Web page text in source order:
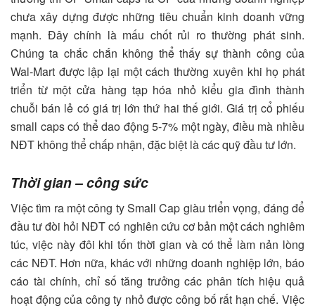
chưa xây dựng được những tiêu chuẩn kinh doanh vững
mạnh. Đây chính là mấu chốt rủi ro thường phát sinh.
Chúng ta chắc chắn không thể thấy sự thành công của
Wal-Mart được lập lại một cách thường xuyên khi họ phát
triển từ một cửa hàng tạp hóa nhỏ kiểu gia đình thành
chuỗi bán lẻ có giá trị lớn thứ hai thế giới. Giá trị cổ phiếu
small caps có thể dao động 5-7% một ngày, điều mà nhiều
NĐT không thể chấp nhận, đặc biệt là các quỹ đầu tư lớn.
Thời gian – công sức
Việc tìm ra một công ty Small Cap giàu triển vọng, đáng để
đầu tư đòi hỏi NĐT có nghiên cứu cơ bản một cách nghiêm
túc, việc này đôi khi tốn thời gian và có thể làm nản lòng
các NĐT. Hơn nữa, khác với những doanh nghiệp lớn, báo
cáo tài chính, chỉ số tăng trưởng các phân tích hiệu quả
hoạt động của công ty nhỏ được công bố rất hạn chế. Việc